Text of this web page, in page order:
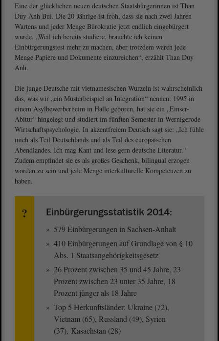
Eine der glücklichen neuen deutschen Staatsbürgerinnen ist Than
Duy Anh Bui. Die 20-Jährige ist froh, dass sie nach zwei Jahren
Wartens und jeder Menge Bürokratie jetzt endlich eingebürgert
wurde. „Weil ich bereits studiere, brauchte ich keinen
Einbürgerungstest mehr zu machen, aber trotzdem waren jede
Menge Papiere und Dokumente einzureichen“, erzählt Than Duy
Anh.
Die junge Deutsche mit vietnamesischen Wurzeln ist wahrscheinlich
das, was wir „ein Musterbeispiel an Integration“ nennen: 1995 in
einem Asylbewerberheim in Halle geboren, hat sie ein „Einser-
Abitur“ hingelegt und studiert im fünften Semester in Wernigerode
Wirtschaftspsychologie. In akzentfreiem Deutsch sagt sie: „Ich fühle
mich als Teil Deutschlands und als Teil des europäischen
Abendlandes. Ich mag Kant und lese gern deutsche Literatur.“
Zudem empfindet sie es als großes Geschenk, bilingual erzogen
worden zu sein und jede Menge interkulturelle Kompetenzen zu
haben.
Einbürgerungsstatistik 2014:
579 Einbürgerungen in Sachsen-Anhalt
410 Einbürgerungen auf Grundlage von § 10
Abs. 1 Staatsangehörigkeitsgesetz
26 Prozent zwischen 35 und 45 Jahre, 23
Prozent zwischen 23 unter 35 Jahre, 18
Prozent jünger als 18 Jahre
Top 5 Herkunftsländer: Ukraine (72),
Vietnam (65), Russland (49), Syrien
(37), Kasachstan (28)